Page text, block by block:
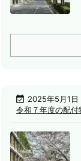
 2025年5月1日
令和７年度の配付